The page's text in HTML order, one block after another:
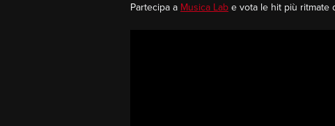
Partecipa a Musica Lab e vota le hit più ritmate